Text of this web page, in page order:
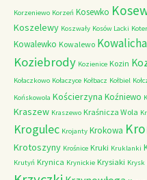
Korzeniewo Korzeń Kosewko
Koszelewy Koszwały Kosów Lacki
Kowalewko Kowalewo Kowalicha
Koziebrody Kozienice Kozin
Kołaczkowo Kołaczyce Kołbacz Kołbiel
Końskowola Kościerzyna Koźniewo
Kraszew Kraszewo Kraśnicza Wola
Krogulec Krojanty Krokowa
Krotoszyny Krośnice Kruki Kruklanki
Krutyń Krynica Krynickie Krysiaki Krysk